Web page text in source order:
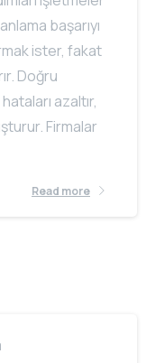
başarıyı
ister, fakat
Doğru
azaltır,
Firmalar
Read more